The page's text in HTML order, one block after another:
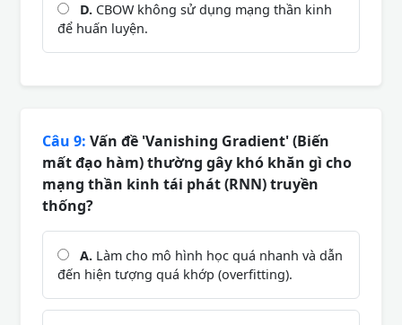
D. CBOW không sử dụng mạng thần kinh
để huấn luyện.
Câu 9: Vấn đề 'Vanishing Gradient' (Biến
mất đạo hàm) thường gây khó khăn gì cho
mạng thần kinh tái phát (RNN) truyền
thống?
A. Làm cho mô hình học quá nhanh và dẫn
đến hiện tượng quá khớp (overfitting).